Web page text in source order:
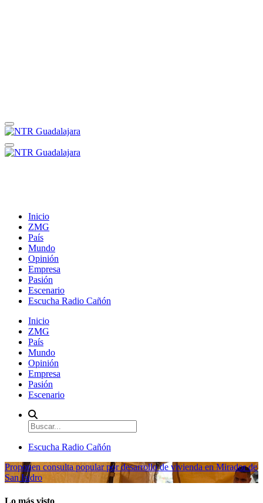
Inicio
ZMG
País
Mundo
Opinión
Empresa
Pasión
Escenario
Escucha Radio Cañón
Inicio
ZMG
País
Mundo
Opinión
Empresa
Pasión
Escenario
Escucha Radio Cañón
Proponen consulta popular por desarrollo de vivienda en Mirador de
San Isidro